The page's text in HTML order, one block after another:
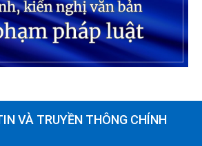
VÀ TRUYỀN THÔNG CHÍNH